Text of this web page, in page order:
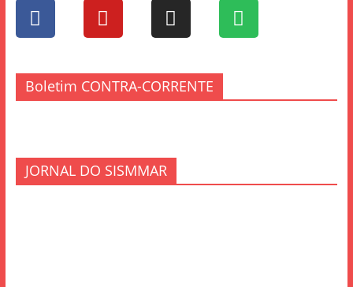
Boletim CONTRA-CORRENTE
JORNAL DO SISMMAR